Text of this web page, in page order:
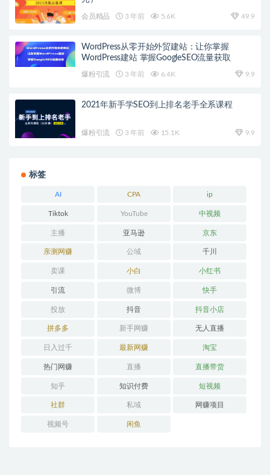
会员精品 3 年前 5.6K 49.9
WordPress从零开始外贸建站：让你掌握
WordPress建站 掌握GoogleSEO流量获取
爆粉引流 3 年前 6.4K 9.9
2021年新手学SEO到上排名老手全系课程
爆粉引流 3 年前 15.1K 9.9
标签
AI CPA ip
Tiktok YouTube 中视频
主播 亚马逊 京东
亲测网赚 公域 千川
卖课 小白 小红书
引流 微博 快手
投放 抖音 抖音小店
拼多多 新手网赚 无人直播
日入过千 最新网赚 淘宝
热门网赚 直播 直播带货
知乎 知识付费 短视频
社群 私域 网赚项目
视频号 闲鱼